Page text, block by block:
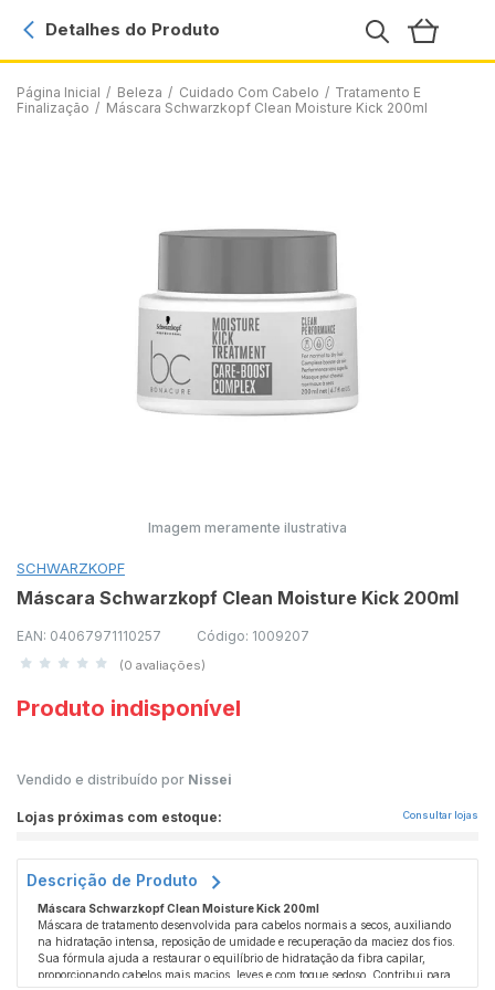
Página Inicial / Beleza / Cuidado Com Cabelo / Tratamento E
Finalização / Máscara Schwarzkopf Clean Moisture Kick 200ml
Detalhes do Produto
Imagem meramente ilustrativa
SCHWARZKOPF
Máscara Schwarzkopf Clean Moisture Kick 200ml
EAN: 04067971110257 Código: 1009207
(0 avaliações)
Produto indisponível
Vendido e distribuído por Nissei
Lojas próximas com estoque: Consultar lojas
Descrição de Produto
Máscara Schwarzkopf Clean Moisture Kick 200ml
Máscara de tratamento desenvolvida para cabelos normais a secos, auxiliando
na hidratação intensa, reposição de umidade e recuperação da maciez dos fios.
Sua fórmula ajuda a restaurar o equilíbrio de hidratação da fibra capilar,
proporcionando cabelos mais macios, leves e com toque sedoso. Contribui para